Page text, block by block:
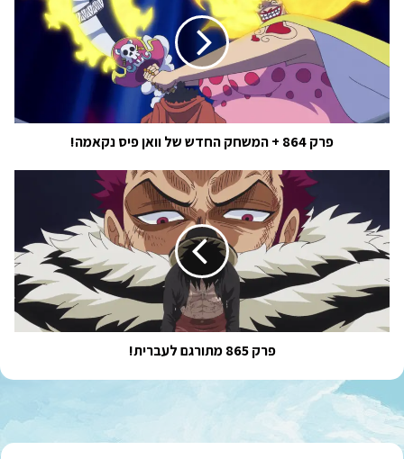
המשחק
החדש
של
פיס
נקאמה!
פרק 864 + המשחק החדש של וואן פיס נקאמה!
מתורגם
לעברית!
פרק 865 מתורגם לעברית!